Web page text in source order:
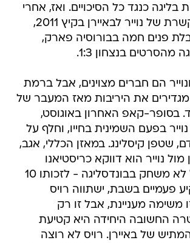
בליגה כנגד כל הסיכויים. ואז, אחרי
המעבר המתוקשרת של נוייר לבאיירן בקיץ 2011,
פנים חמה בבורוסיה פארק,
מהסרטים בנצחון 1:3.
הם חברים מצוינים, אבל ברמת
מגדירים את היריבות מאז המעבר של
בסופר-קאפ האחרון באוגוסט,
בפעם השמינית בחייו, וחלף על
שטפן קיסלינג. במאזן הכללי, אגב,
נוייר הוא דווקא כריסטיאנו
רונאלדו, שכלל לא משחק בבונדסליגה - לזכותו 10
פעמיים בשבת, ישתווה רויס
משימה מעניינת, אבל זו רק
החשובה היחידה היא קטיעת
של באיירן. רויס לא רוצה